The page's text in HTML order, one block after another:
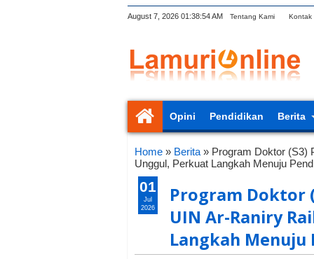
August 7, 2026 01:38:55 AM Tentang Kami Kontak
Opini Pendidikan Berita
Home » Berita » Program Doktor (S3)
Unggul, Perkuat Langkah Menuju
Program Doktor
UIN Ar-Raniry
Langkah Menuju
01
Jul
2026